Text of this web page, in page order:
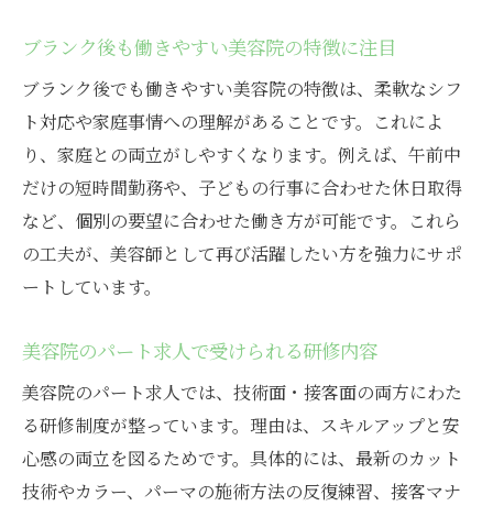
ブランク後も働きやすい美容院の特徴に注目
ブランク後でも働きやすい美容院の特徴は、柔軟なシフ
ト対応や家庭事情への理解があることです。これによ
り、家庭との両立がしやすくなります。例えば、午前中
だけの短時間勤務や、子どもの行事に合わせた休日取得
など、個別の要望に合わせた働き方が可能です。これら
の工夫が、美容師として再び活躍したい方を強力にサポ
ートしています。
美容院のパート求人で受けられる研修内容
美容院のパート求人では、技術面・接客面の両方にわた
る研修制度が整っています。理由は、スキルアップと安
心感の両立を図るためです。具体的には、最新のカット
技術やカラー、パーマの施術方法の反復練習、接客マナ